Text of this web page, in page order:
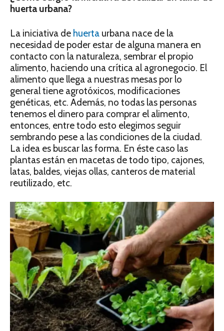
huerta urbana?
La iniciativa de huerta urbana nace de la
necesidad de poder estar de alguna manera en
contacto con la naturaleza, sembrar el propio
alimento, haciendo una crítica al agronegocio. El
alimento que llega a nuestras mesas por lo
general tiene agrotóxicos, modificaciones
genéticas, etc. Además, no todas las personas
tenemos el dinero para comprar el alimento,
entonces, entre todo esto elegimos seguir
sembrando pese a las condiciones de la ciudad.
La idea es buscar las forma. En éste caso las
plantas están en macetas de todo tipo, cajones,
latas, baldes, viejas ollas, canteros de material
reutilizado, etc.